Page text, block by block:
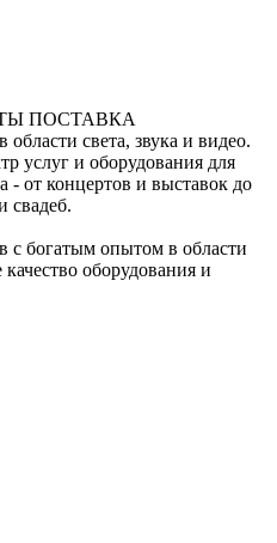
ПОСТАВКА
света, звука и видео.
услуг и оборудования для
от концертов и выставок до
свадеб.
с богатым опытом в области
оборудования и